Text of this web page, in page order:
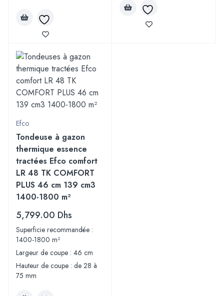
Efco
Tondeuse à gazon
thermique essence
tractées Efco comfort
LR 48 TK COMFORT
PLUS 46 cm 139 cm3
1400-1800 m²
5,799.00 Dhs
Superficie recommandée :
1400-1800 m²
Largeur de coupe : 46 cm
Hauteur de coupe : de 28 à
75 mm